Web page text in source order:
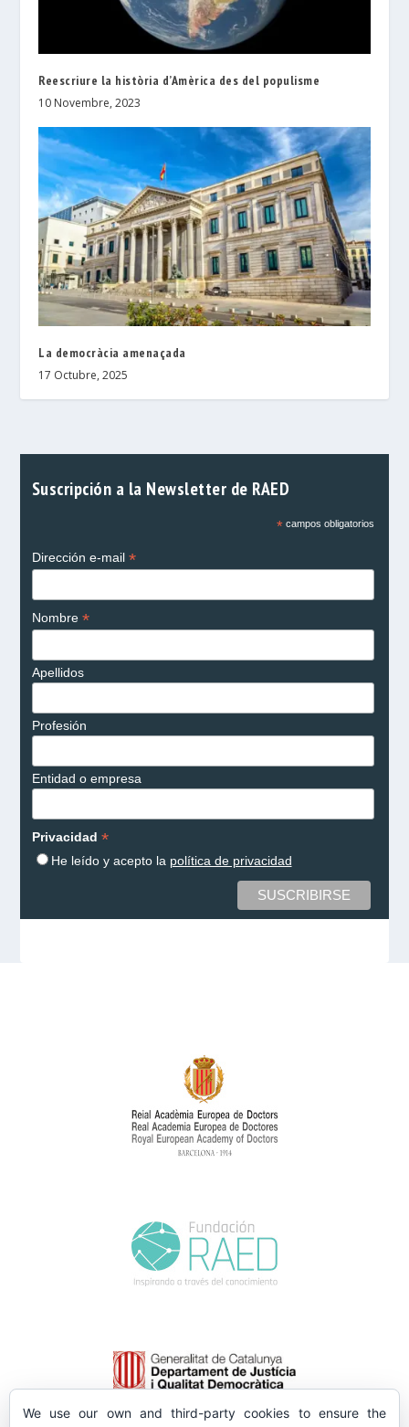
Reescriure la història d’Amèrica des del populisme
10 Novembre, 2023
La democràcia amenaçada
17 Octubre, 2025
Suscripción a la Newsletter de RAED
*campos obligatorios
Dirección e-mail *
Nombre *
Apellidos
Profesión
Entidad o empresa
Privacidad *
He leído y acepto la política de privacidad
We use our own and third-party cookies to ensure the